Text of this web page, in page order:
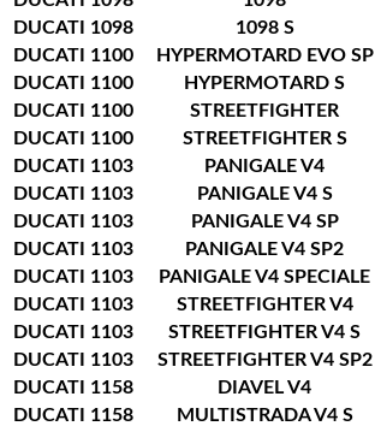
DUCATI
1098 1098 S
DUCATI
1100 HYPERMOTARD EVO SP
DUCATI
1100 HYPERMOTARD S
DUCATI
1100 STREETFIGHTER
DUCATI
1100 STREETFIGHTER S
DUCATI
1103 PANIGALE V4
DUCATI
1103 PANIGALE V4 S
DUCATI
1103 PANIGALE V4 SP
DUCATI
1103 PANIGALE V4 SP2
DUCATI
1103 PANIGALE V4 SPECIALE
DUCATI
1103 STREETFIGHTER V4
DUCATI
1103 STREETFIGHTER V4 S
DUCATI
1103 STREETFIGHTER V4 SP2
DUCATI
1158 DIAVEL V4
DUCATI
1158 MULTISTRADA V4 S